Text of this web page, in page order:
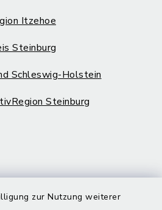
zur Nutzung weiterer
Itzehoe
Steinburg
Schleswig-Holstein
Steinburg